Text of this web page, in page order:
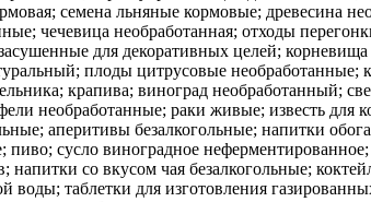
семена льняные кормовые; древесина
чечевица необработанная; отходы
для декоративных целей;
плоды цитрусовые необработанные;
крапива; виноград необработанный;
необработанные; раки живые; известь
аперитивы безалкогольные; напитки
сусло виноградное
со вкусом чая безалкогольные;
таблетки для изготовления